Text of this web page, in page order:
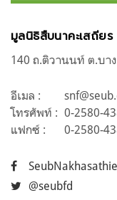
มูลนิธิสืบนาคะเสถียร
140 ถ.ติวานนท์ ต.บา
อีเมล :
โทรศัพท์ : 0-2580-
แฟกซ์ :
0-2580-
@seubfd